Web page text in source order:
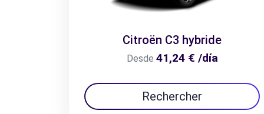
Citroën C3 hybride
Desde 41,24 € /día
Rechercher